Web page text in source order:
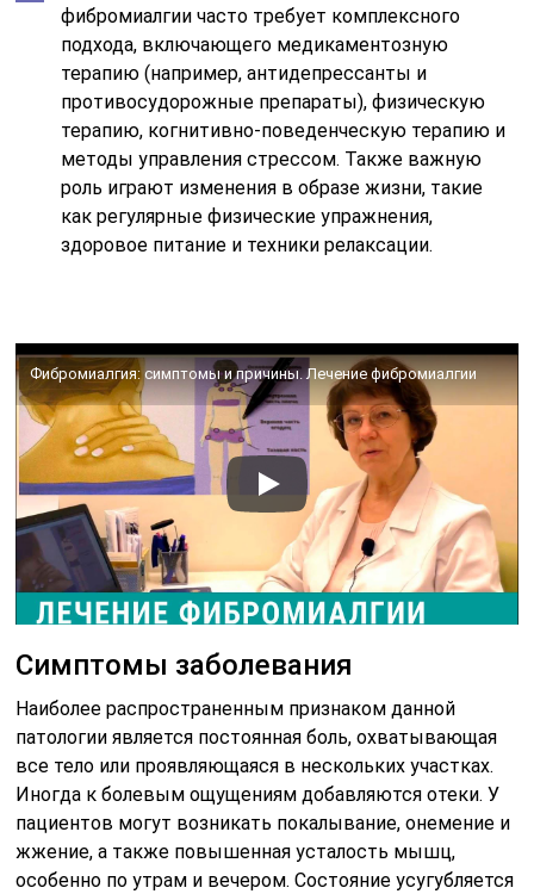
фибромиалгии часто требует комплексного
подхода, включающего медикаментозную
терапию (например, антидепрессанты и
противосудорожные препараты), физическую
терапию, когнитивно-поведенческую терапию и
методы управления стрессом. Также важную
роль играют изменения в образе жизни, такие
как регулярные физические упражнения,
здоровое питание и техники релаксации.
Фибромиалгия: симптомы и причины. Лечение фибромиалгии
Симптомы заболевания
Наиболее распространенным признаком данной
патологии является постоянная боль, охватывающая
все тело или проявляющаяся в нескольких участках.
Иногда к болевым ощущениям добавляются отеки. У
пациентов могут возникать покалывание, онемение и
жжение, а также повышенная усталость мышц,
особенно по утрам и вечером. Состояние усугубляется